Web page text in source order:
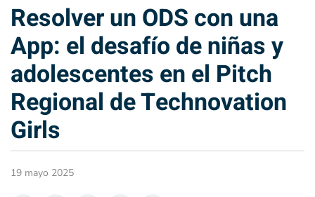
Resolver un ODS con una
App: el desafío de niñas y
adolescentes en el Pitch
Regional de Technovation
Girls
19 mayo 2025